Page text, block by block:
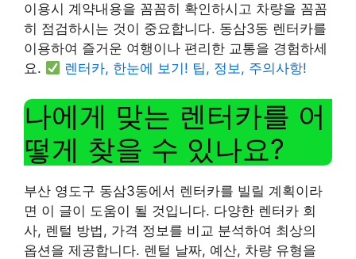
이용시 계약내용을 꼼꼼히 확인하시고 차량을 꼼꼼
히 점검하시는 것이 중요합니다. 동삼3동 렌터카를
이용하여 즐거운 여행이나 편리한 교통을 경험하세
요.
렌터카, 한눈에 보기! 팁, 정보, 주의사항!
나에게 맞는 렌터카를 어
떻게 찾을 수 있나요?
부산 영도구 동삼3동에서 렌터카를 빌릴 계획이라
면 이 글이 도움이 될 것입니다. 다양한 렌터카 회
사, 렌털 방법, 가격 정보를 비교 분석하여 최상의
옵션을 제공합니다. 렌털 날짜, 예산, 차량 유형을